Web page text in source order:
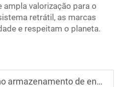
valorização para o
retrátil, as marcas
e respeitam o planeta.
de energia solar para uso industrial